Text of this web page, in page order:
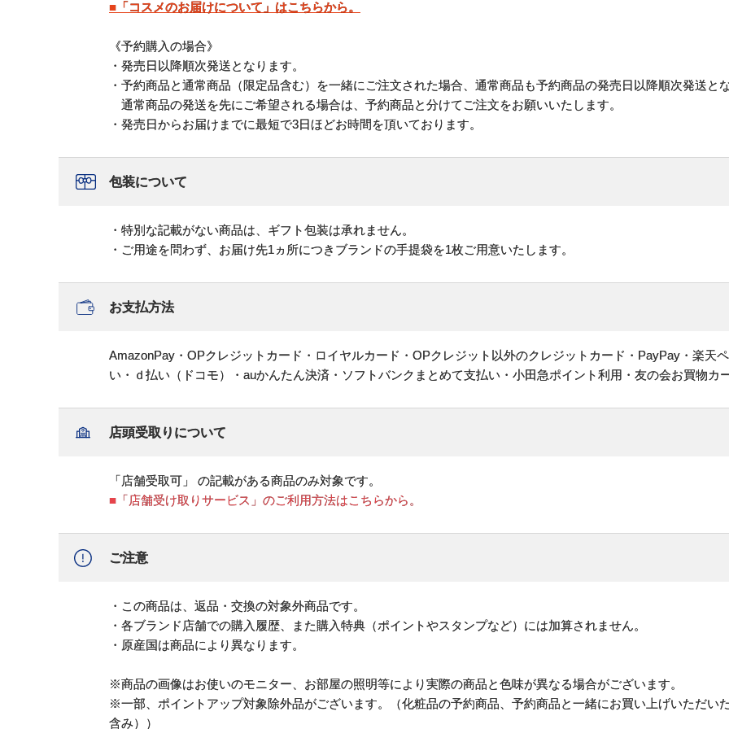
■「コスメのお届けについて」はこちらから。
《予約購入の場合》
・発売日以降順次発送となります。
・予約商品と通常商品（限定品含む）を一緒にご注文された場合、通常商品も予約商品の発売日以降順次発送とな
通常商品の発送を先にご希望される場合は、予約商品と分けてご注文をお願いいたします。
・発売日からお届けまでに最短で3日ほどお時間を頂いております。
包装について
・特別な記載がない商品は、ギフト包装は承れません。
・ご用途を問わず、お届け先1ヵ所につきブランドの手提袋を1枚ご用意いたします。
お支払方法
AmazonPay・OPクレジットカード・ロイヤルカード・OPクレジット以外のクレジットカード・PayPay・楽天
い・ｄ払い（ドコモ）・auかんたん決済・ソフトバンクまとめて支払い・小田急ポイント利用・友の会お買物カ
店頭受取りについて
「店舗受取可」 の記載がある商品のみ対象です。
■「店舗受け取りサービス」のご利用方法はこちらから。
ご注意
・この商品は、返品・交換の対象外商品です。
・各ブランド店舗での購入履歴、また購入特典（ポイントやスタンプなど）には加算されません。
・原産国は商品により異なります。
※商品の画像はお使いのモニター、お部屋の照明等により実際の商品と色味が異なる場合がございます。
※一部、ポイントアップ対象除外品がございます。（化粧品の予約商品、予約商品と一緒にお買い上げいただい
含み））